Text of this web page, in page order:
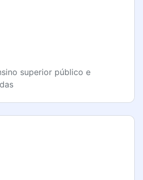
superior público e